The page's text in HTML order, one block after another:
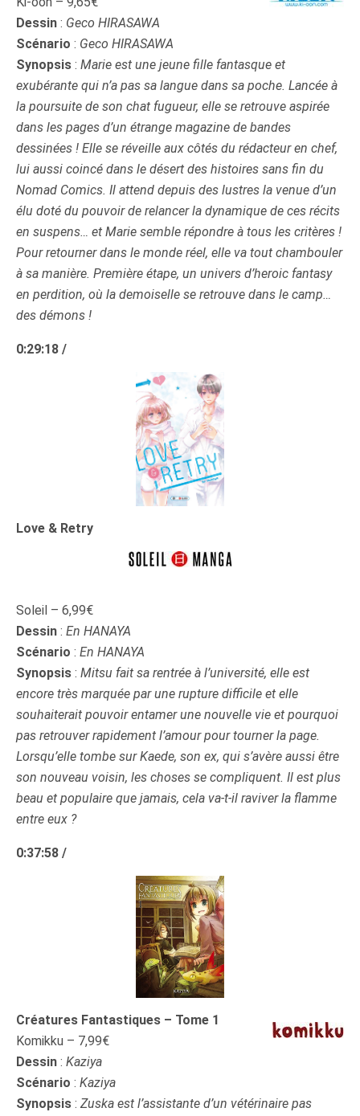
Dessin : Geco HIRASAWA
Scénario : Geco HIRASAWA
Synopsis : Marie est une jeune fille fantasque et
exubérante qui n’a pas sa langue dans sa poche. Lancée à
la poursuite de son chat fugueur, elle se retrouve aspirée
dans les pages d’un étrange magazine de bandes
dessinées ! Elle se réveille aux côtés du rédacteur en chef,
lui aussi coincé dans le désert des histoires sans fin du
Nomad Comics. Il attend depuis des lustres la venue d’un
élu doté du pouvoir de relancer la dynamique de ces récits
en suspens… et Marie semble répondre à tous les critères !
Pour retourner dans le monde réel, elle va tout chambouler
à sa manière. Première étape, un univers d’heroic fantasy
en perdition, où la demoiselle se retrouve dans le camp…
des démons !
0:29:18 /
Love & Retry
Soleil – 6,99€
Dessin : En HANAYA
Scénario : En HANAYA
Synopsis : Mitsu fait sa rentrée à l’université, elle est
encore très marquée par une rupture difficile et elle
souhaiterait pouvoir entamer une nouvelle vie et pourquoi
pas retrouver rapidement l’amour pour tourner la page.
Lorsqu’elle tombe sur Kaede, son ex, qui s’avère aussi être
son nouveau voisin, les choses se compliquent. Il est plus
beau et populaire que jamais, cela va-t-il raviver la flamme
entre eux ?
0:37:58 /
Créatures Fantastiques – Tome 1
Komikku – 7,99€
Dessin : Kaziya
Scénario : Kaziya
Synopsis : Zuska est l’assistante d’un vétérinaire pas